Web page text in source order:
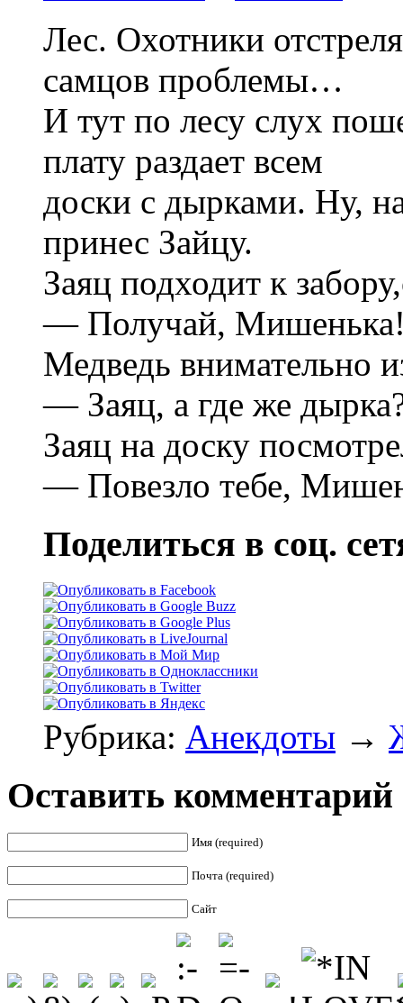
Лес. Охотники
самцов проблемы…
И тут по лесу слух
плату раздает всем
доски с дырками. Ну,
принес Зайцу.
Заяц подходит к
— Получай,
Медведь внимательно
— Заяц, а где же
Заяц на доску
— Повезло тебе,
Поделиться в соц.
Рубрика: Анекдоты →
Оставить комментарий
Имя (required)
Почта (required)
Сайт